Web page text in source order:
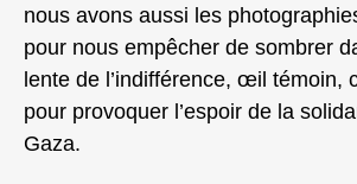
nous avons aussi les
pour nous empêcher de sombrer
lente de l’indifférence, œil témoin,
pour provoquer l’espoir de la
Gaza.